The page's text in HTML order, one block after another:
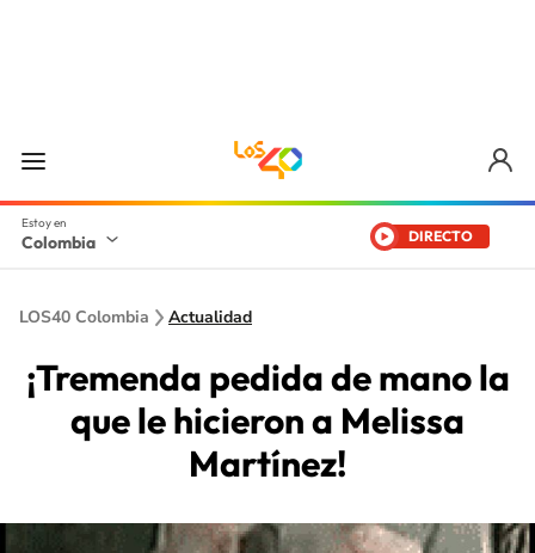
Colombia DIRECTO
LOS40 Colombia Actualidad
¡Tremenda pedida de mano la
que le hicieron a Melissa
Martínez!